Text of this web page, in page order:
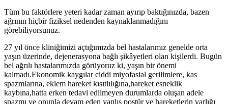
Tüm bu faktörlere yeteri kadar zaman ayırıp baktığınızda, bazen
ağrının hiçbir fiziksel nedenden kaynaklanmadığını
görebiliyorsunuz.
27 yıl önce kliniğimizi açtığımızda bel hastalarımız genelde orta
yaşın üzerinde, dejenerasyona bağlı şikâyetleri olan kişilerdi. Bugün
bel ağrılı hastalarımızda görüyoruz ki, yaşın bir önemi
kalmadı.Ekonomik kaygılar ciddi miyofasial gerilimlere, kas
spazmlarına, eklem hareket kısıtlılığına,hareket esneklik
kaybına,hatta erken tedavi edilmeyen durumlarda oluşan adele
spazmı ve onunla devam eden yanlış postür ve hareketlerin varlığı